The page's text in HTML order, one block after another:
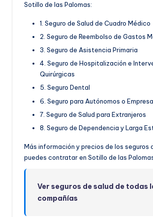
Sotillo de las Palomas:
1. Seguro de Salud de Cuadro Médico
2. Seguro de Reembolso de Gastos
3. Seguro de Asistencia Primaria
4. Seguro de Hospitalización e
Quirúrgicas
5. Seguro Dental
6. Seguro para Autónomos o
7. Seguro de Salud para Extranjeros
8. Seguro de Dependencia y Larga
Más información y precios de los seguros
puedes contratar en Sotillo de las
Ver seguros de salud de todas
compañías